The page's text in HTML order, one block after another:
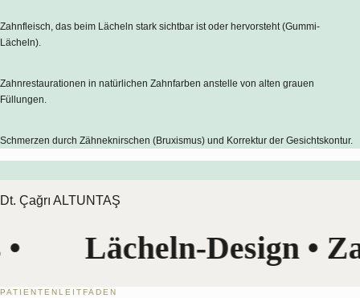
Zahnfleisch, das beim Lächeln stark sichtbar ist oder hervorsteht (Gummi-
Lächeln).
Zahnrestaurationen in natürlichen Zahnfarben anstelle von alten grauen
Füllungen.
Schmerzen durch Zähneknirschen (Bruxismus) und Korrektur der Gesichtskontur.
Dt. Çağrı ALTUNTAŞ
Design •
PATIENTENLEITFADEN